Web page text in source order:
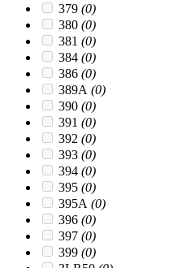
379 (0)
380 (0)
381 (0)
384 (0)
386 (0)
389A (0)
390 (0)
391 (0)
392 (0)
393 (0)
394 (0)
395 (0)
395A (0)
396 (0)
397 (0)
399 (0)